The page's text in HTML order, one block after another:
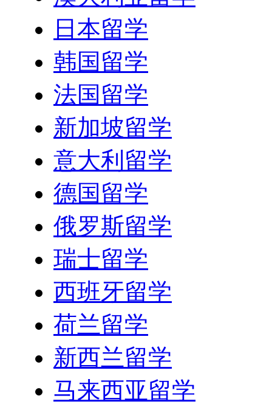
日本留学
韩国留学
法国留学
新加坡留学
意大利留学
德国留学
俄罗斯留学
瑞士留学
西班牙留学
荷兰留学
新西兰留学
马来西亚留学